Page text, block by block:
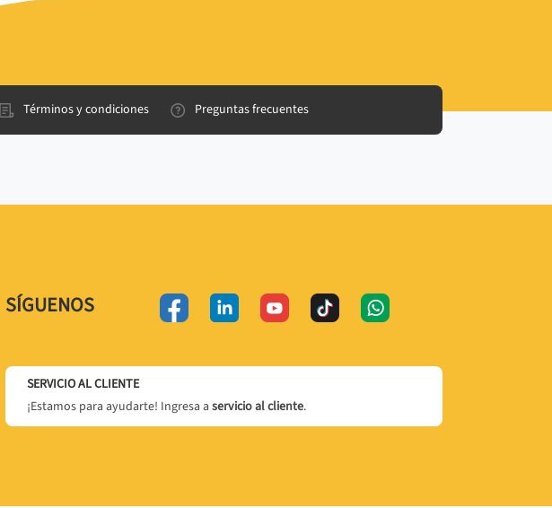
Términos y condiciones Preguntas frecuentes
SÍGUENOS
SERVICIO AL CLIENTE
¡Estamos para ayudarte! Ingresa a servicio al cliente.